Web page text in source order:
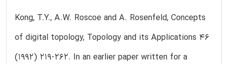
Kong, T.Y., A.W. Roscoe and A. Rosenfeld, Concepts
of digital topology, Topology and its Applications 46
(1992) 219-262. In an earlier paper written for a